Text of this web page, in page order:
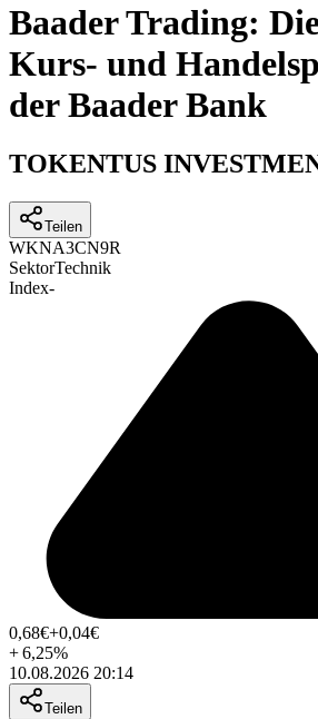
Baader Trading:
Kurs- und
der Baader Bank
TOKENTUS
Teilen
WKNA3CN9R
SektorTechnik
Index-
0,68€+0,04€
+6,25%
10.08.2026 20:14
Teilen